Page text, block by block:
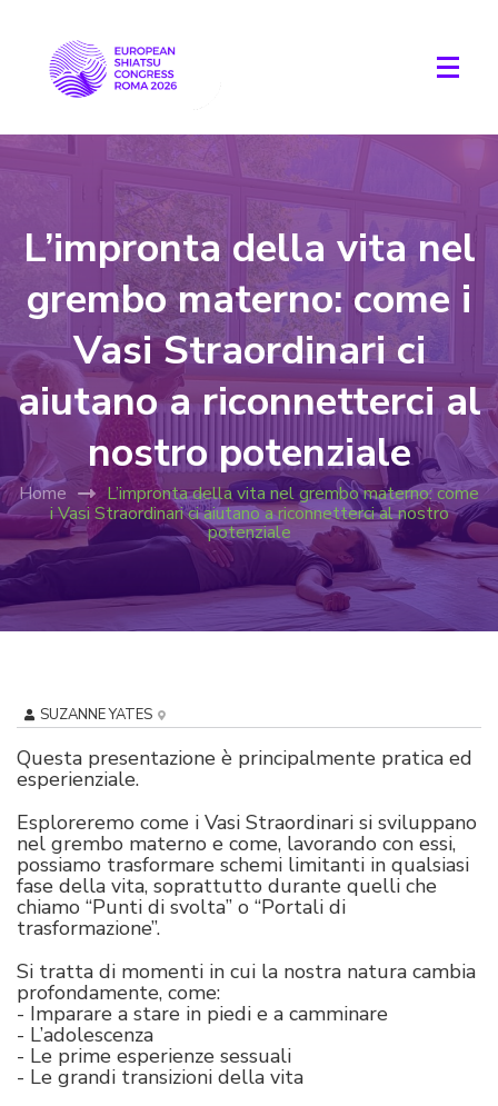
L’impronta della vita nel
grembo materno: come i
Vasi Straordinari ci
aiutano a riconnetterci al
nostro potenziale
Home
L’impronta della vita nel grembo materno: come
i Vasi Straordinari ci aiutano a riconnetterci al nostro
potenziale
SUZANNE YATES
Questa presentazione è principalmente pratica ed
esperienziale.
Esploreremo come i Vasi Straordinari si sviluppano
nel grembo materno e come, lavorando con essi,
possiamo trasformare schemi limitanti in qualsiasi
fase della vita, soprattutto durante quelli che
chiamo “Punti di svolta” o “Portali di
trasformazione”.
Si tratta di momenti in cui la nostra natura cambia
profondamente, come:
- Imparare a stare in piedi e a camminare
- L’adolescenza
- Le prime esperienze sessuali
- Le grandi transizioni della vita